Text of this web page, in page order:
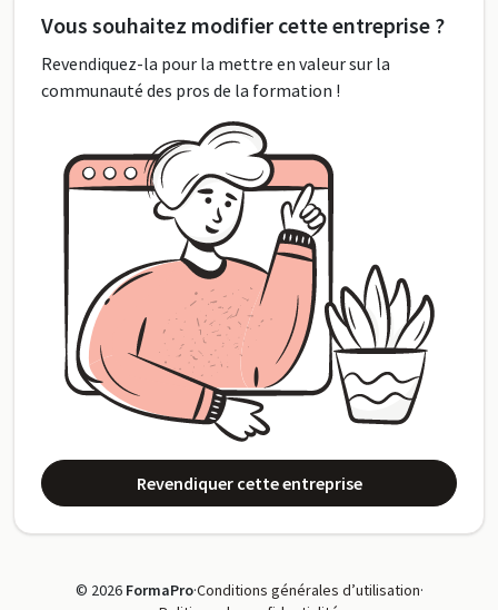
Vous souhaitez modifier cette entreprise ?
Revendiquez-la pour la mettre en valeur sur la
communauté des pros de la formation !
Revendiquer cette entreprise
© 2026 FormaPro·Conditions générales d’utilisation·